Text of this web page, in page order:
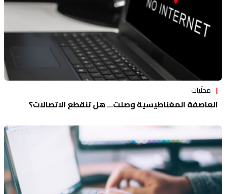
محلّيات
العاصفة المغناطيسية وصلت... هل تنقطع الاتصالات؟